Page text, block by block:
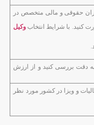
حقوقی و مالی متخصص در
کنید. با شرایط انتخاب وکیل
دقت بررسی کنید و از ارزش
و ویزا در کشور مورد نظر